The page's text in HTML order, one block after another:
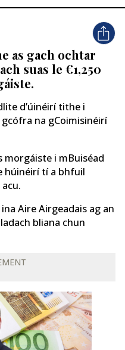
as gach ochtar
suas le €1,250
d’úinéirí tithe i
na gCoimisinéirí
morgáiste i mBuiséad
húinéirí tí a bhfuil
Aire Airgeadais ag an
bliana chun